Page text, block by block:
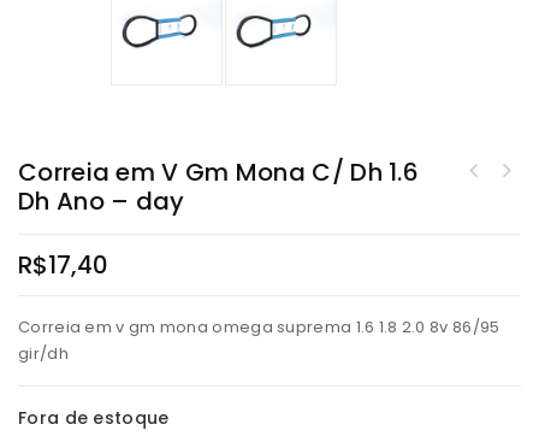
Correia em V Gm Mona C/ Dh 1.6
Dh Ano – day
R$17,40
Correia em v gm mona omega suprema 1.6 1.8 2.0 8v 86/95
gir/dh
Fora de estoque